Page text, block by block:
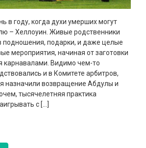
в году, когда духи умерших могут
– Хеллоуин. Живые родственники
подношения, подарки, и даже целые
мероприятия, начиная от заготовки
карнавалами. Видимо чем-то
и в Комитете арбитров,
назначили возвращение Абдулы и
тысячелетняя практика
с […]